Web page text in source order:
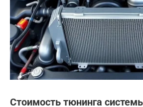
Стоимость тюнинга